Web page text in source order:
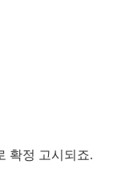
확정 고시되죠.